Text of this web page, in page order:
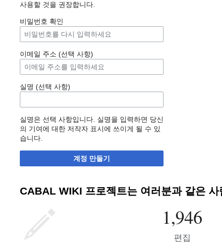
사용할 것을 권장합니다.
비밀번호 확인
이메일 주소 (선택 사항)
실명 (선택 사항)
실명은 선택 사항입니다. 실명을 입력하면 당신
의 기여에 대한 저작자 표시에 쓰이게 될 수 있
습니다.
계정 만들기
CABAL WIKI 프로젝트는 여러분과 같은
1,946
편집